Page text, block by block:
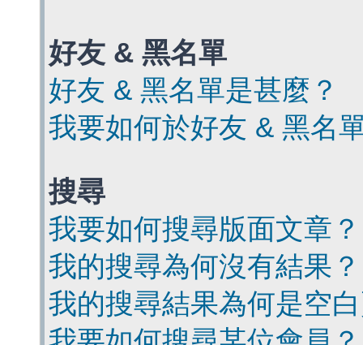
好友 & 黑名單
好友 & 黑名單是甚麼？
我要如何於好友 & 黑名
搜尋
我要如何搜尋版面文章？
我的搜尋為何沒有結果？
我的搜尋結果為何是空